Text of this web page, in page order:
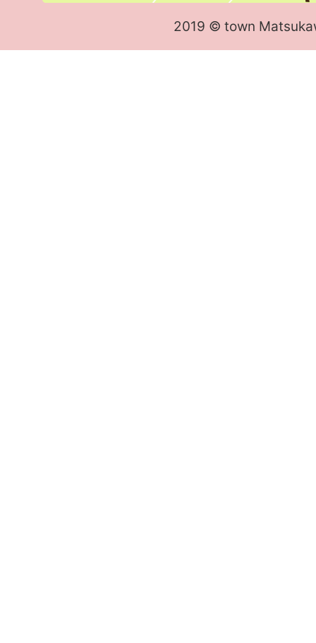
2019 © town